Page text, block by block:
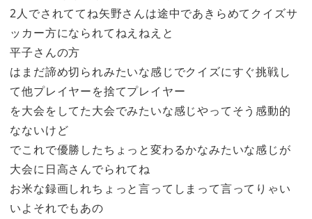
2人でされててね矢野さんは途中であきらめてクイズサ
ッカー方になられてねえねえと
平子さんの方
はまだ諦め切られみたいな感じでクイズにすぐ挑戦し
て他プレイヤーを捨てプレイヤー
を大会をしてた大会でみたいな感じやってそう感動的
なないけど
でこれで優勝したちょっと変わるかなみたいな感じが
大会に日高さんでられてね
お米な録画しれちょっと言ってしまって言ってりゃい
いよそれでもあの